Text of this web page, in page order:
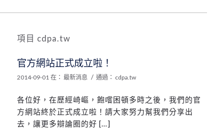
項目 cdpa.tw
官方網站正式成立啦！
2014-09-01 在： 最新消息 / 通過： cdpa.tw
各位好，在歷經崎嶇，飽嚐困頓多時之後，我們的官
方網站終於正式成立啦！請大家努力幫我們分享出
去，讓更多辯論圈的好 […]